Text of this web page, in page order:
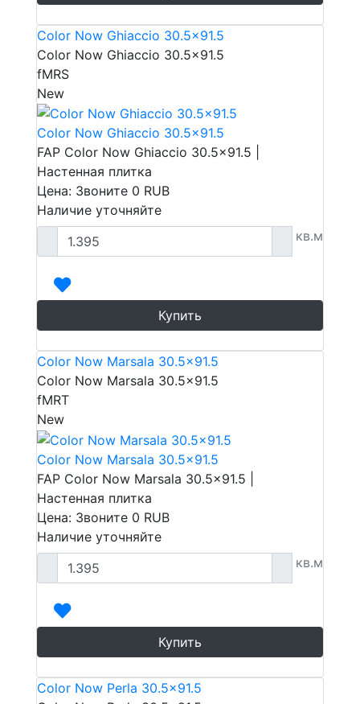
Color Now Ghiaccio 30.5x91.5
Color Now Ghiaccio 30.5x91.5
fMRS
New
Color Now Ghiaccio 30.5x91.5
FAP Color Now Ghiaccio 30.5x91.5 |
Настенная плитка
Цена: Звоните 0 RUB
Наличие уточняйте
кв.м
Купить
Color Now Marsala 30.5x91.5
Color Now Marsala 30.5x91.5
fMRT
New
Color Now Marsala 30.5x91.5
FAP Color Now Marsala 30.5x91.5 |
Настенная плитка
Цена: Звоните 0 RUB
Наличие уточняйте
кв.м
Купить
Color Now Perla 30.5x91.5